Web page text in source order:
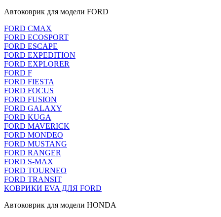
Автоковрик для модели FORD
FORD CMAX
FORD ECOSPORT
FORD ESCAPE
FORD EXPEDITION
FORD EXPLORER
FORD F
FORD FIESTA
FORD FOCUS
FORD FUSION
FORD GALAXY
FORD KUGA
FORD MAVERICK
FORD MONDEO
FORD MUSTANG
FORD RANGER
FORD S-MAX
FORD TOURNEO
FORD TRANSIT
КОВРИКИ EVA ДЛЯ FORD
Автоковрик для модели HONDA